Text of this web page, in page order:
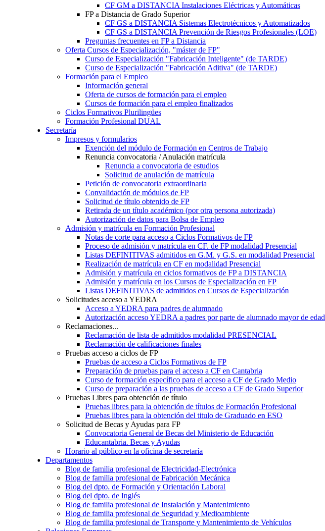
CF GM a DISTANCIA Instalaciones Eléctricas y Automáticas
FP a Distancia de Grado Superior
CF GS a DISTANCIA Sistemas Electrotécnicos y Automatizados
CF GS a DISTANCIA Prevención de Riesgos Profesionales (LOE)
Preguntas frecuentes en FP a Distancia
Oferta Cursos de Especialización, "máster de FP"
Curso de Especialización "Fabricación Inteligente" (de TARDE)
Curso de Especialización "Fabricación Aditiva" (de TARDE)
Formación para el Empleo
Información general
Oferta de cursos de formación para el empleo
Cursos de formación para el empleo finalizados
Ciclos Formativos Plurilingües
Formación Profesional DUAL
Secretaría
Impresos y formularios
Exención del módulo de Formación en Centros de Trabajo
Renuncia convocatoria / Anulación matrícula
Renuncia a convocatoria de estudios
Solicitud de anulación de matrícula
Petición de convocatoria extraordinaria
Convalidación de módulos de FP
Solicitud de título obtenido de FP
Retirada de un título académico (por otra persona autorizada)
Autorización de datos para Bolsa de Empleo
Admisión y matrícula en Formación Profesional
Notas de corte para acceso a Ciclos Formativos de FP
Proceso de admisión y matrícula en CF. de FP modalidad Presencial
Listas DEFINITIVAS admitidos en G.M. y G.S. en modalidad Presencial
Realización de matrícula en CF en modalidad Presencial
Admisión y matrícula en ciclos formativos de FP a DISTANCIA
Admisión y matrícula en los Cursos de Especialización en FP
Listas DEFINITIVAS de admitidos en Cursos de Especialización
Solicitudes acceso a YEDRA
Acceso a YEDRA para padres de alumnado
Autorización acceso YEDRA a padres por parte de alumnado mayor de edad
Reclamaciones...
Reclamación de lista de admitidos modalidad PRESENCIAL
Reclamación de calificaciones finales
Pruebas acceso a ciclos de FP
Pruebas de acceso a Ciclos Formativos de FP
Preparación de pruebas para el acceso a CF en Cantabria
Curso de formación específico para el acceso a CF de Grado Medio
Curso de preparación a las pruebas de acceso a CF de Grado Superior
Pruebas Libres para obtención de título
Pruebas libres para la obtención de títulos de Formación Profesional
Pruebas libres para la obtención del titulo de Graduado en ESO
Solicitud de Becas y Ayudas para FP
Convocatoria General de Becas del Ministerio de Educación
Educantabria. Becas y Ayudas
Horario al público en la oficina de secretaría
Departamentos
Blog de familia profesional de Electricidad-Electrónica
Blog de familia profesional de Fabricación Mecánica
Blog del dpto. de Formación y Orientación Laboral
Blog del dpto. de Inglés
Blog de familia profesional de Instalación y Mantenimiento
Blog de familia profesional de Seguridad y Medioambiente
Blog de familia profesional de Transporte y Mantenimiento de Vehículos